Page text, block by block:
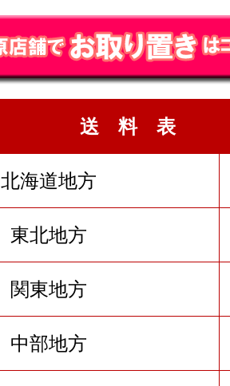
送 料 表
北海道地方
東北地方
関東地方
中部地方